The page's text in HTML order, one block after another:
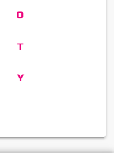
O
T
Y